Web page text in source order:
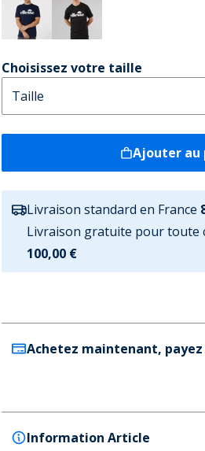
Choisissez votre taille
Ajouter au
Livraison standard en France
Livraison gratuite pour toute
100,00 €
Achetez maintenant,
Information Article